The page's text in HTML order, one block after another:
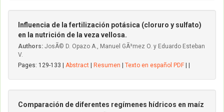
Influencia de la fertilización potásica (cloruro y sulfato)
en la nutrición de la veza vellosa.
Authors: JosÃ© D. Opazo A., Manuel GÃ³mez O. y Eduardo Esteban
V.
Pages: 129-133 | Abstract Resumen Texto en español PDF
Comparación de diferentes regímenes hídricos en maíz